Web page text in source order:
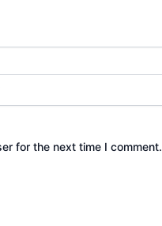
for the next time I comment.